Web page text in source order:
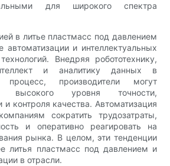
для широкого спектра
в литье пластмасс под давлением
автоматизации и интеллектуальных
Внедряя робототехнику,
и аналитику данных в
процесс, производители могут
высокого уровня точности,
и контроля качества. Автоматизация
сократить трудозатраты,
и оперативно реагировать на
рынка. В целом, эти тенденции
литья пластмасс под давлением и
в отрасли.